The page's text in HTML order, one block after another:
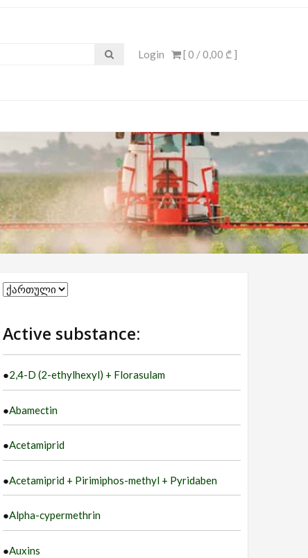
[ 0 /0,00 ₾ ]
Login
Choose
language
Active substance:
●2,4-D (2-ethylhexyl) + Florasulam
●Abamectin
●Acetamiprid
●Acetamiprid + Pirimiphos-methyl + Pyridaben
●Alpha-cypermethrin
●Auxins